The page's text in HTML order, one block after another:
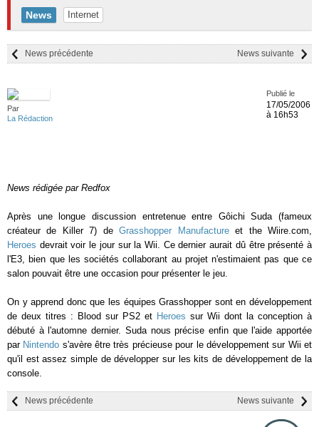
News Internet
News suivante
News précédente
Par
La Rédaction
Publié le
17/05/2006
à 16h53
News rédigée par Redfox
Après une longue discussion entretenue entre Gôichi Suda (fameux
créateur de Killer 7) deGrasshopper Manufactureet the Wiire.com,
Heroes devrait voir le jour sur la Wii. Ce dernier aurait dû être présenté à
l'E3, bien que les sociétés collaborant au projet n'estimaient pas que ce
salon pouvait être une occasion pour présenter le jeu.
On y apprend donc que les équipes Grasshopper sont en développement
de deux titres : Blood sur PS2 et Heroes sur Wii dont la conception à
débuté à l'automne dernier. Suda nous précise enfin que l'aide apportée
par Nintendo s'avère être très précieuse pour le développement sur Wii et
qu'il est assez simple de développer sur les kits de développement de la
console.
News suivante
News précédente